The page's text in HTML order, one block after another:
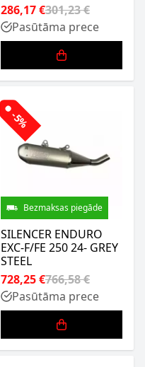
286,17 €301,23 €
Pasūtāma prece
-5%
Bezmaksas piegāde
SILENCER ENDURO
EXC-F/FE 250 24- GREY
STEEL
728,25 €766,58 €
Pasūtāma prece